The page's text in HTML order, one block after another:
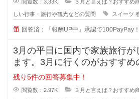
閲覧数：3.33K ３月と言えば？おすすめ
しい行事・旅行や観光などの質問 スイーツ
回答済：「報酬UP中」承認で100PayPay！
3月の平日に国内で家族旅行が
ます。3月に行くのがおすすめ
おすすめポイントなどを教えて
残り5件の回答募集中！
閲覧数：2.97K ３月と言えば？おすすめ